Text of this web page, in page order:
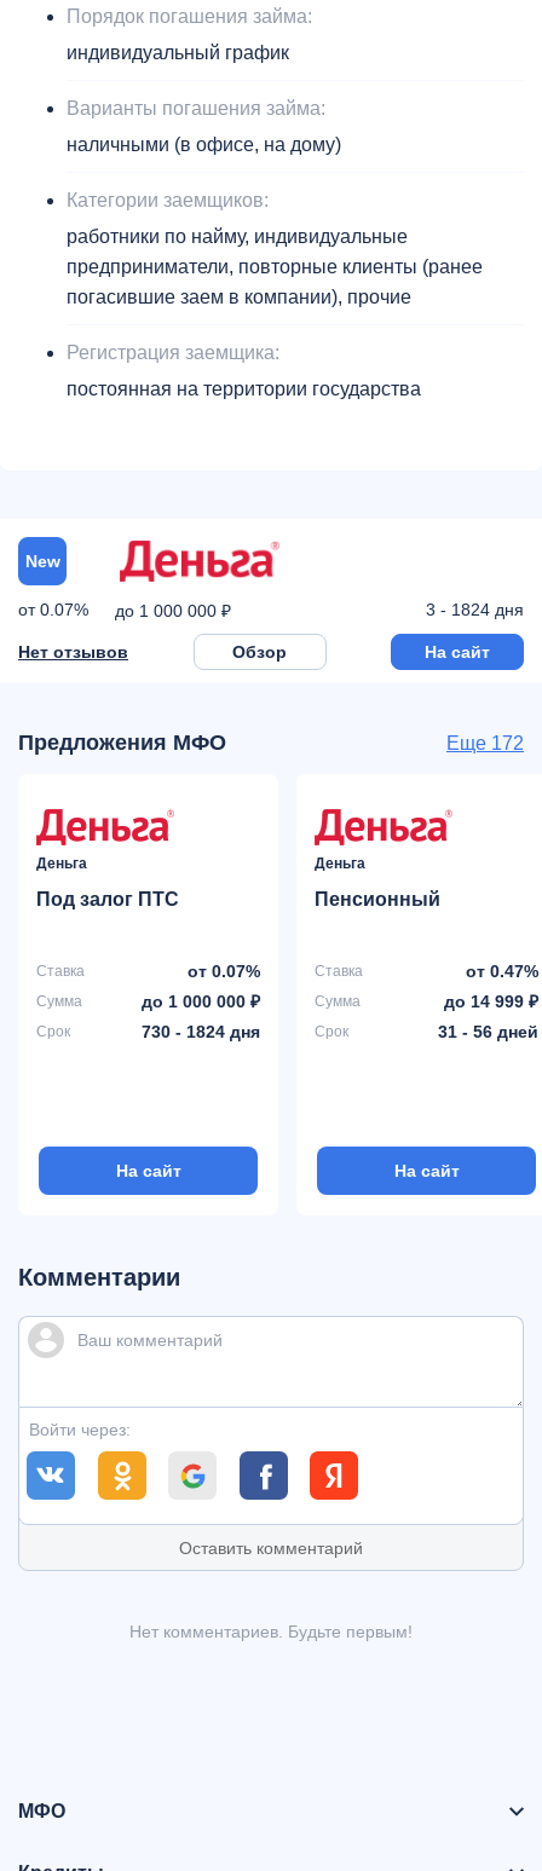
Порядок погашения займа:
индивидуальный график
Варианты погашения займа:
наличными (в офисе, на дому)
Категории заемщиков:
работники по найму, индивидуальные
предприниматели, повторные клиенты (ранее
погасившие заем в компании), прочие
Регистрация заемщика:
постоянная на территории государства
New
от 0.07% до 1 000 000 ₽ 3 - 1824 дня
Нет отзывов Обзор На сайт
Предложения МФО Еще 172
Деньга
Под залог ПТС
Ставка от 0.07%
Сумма до 1 000 000 ₽
Срок 730 - 1824 дня
На сайт
Деньга
Пенсионный
Ставка от 0.47%
Сумма до 14 999 ₽
Срок 31 - 56 дней
На сайт
Комментарии
Войти через:
Оставить комментарий
Нет комментариев. Будьте первым!
МФО